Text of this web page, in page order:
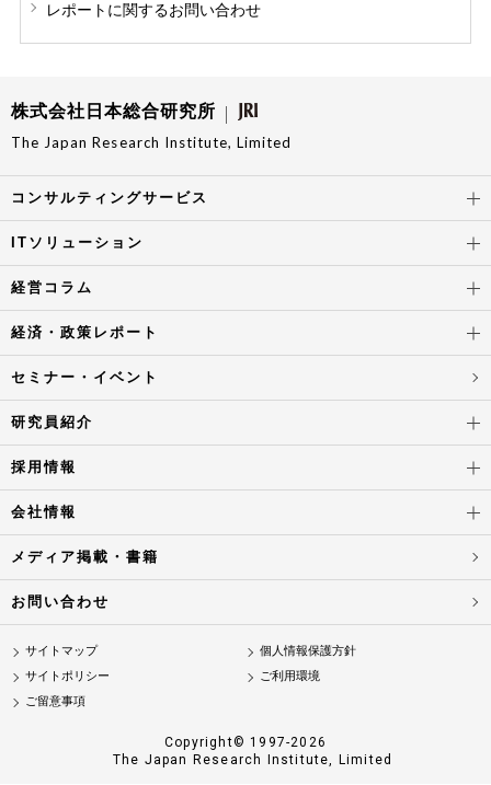
レポートに関するお問い合わせ
株式会社日本総合研究所
The Japan Research Institute, Limited
コンサルティングサービス
ITソリューション
経営コラム
経済・政策レポート
セミナー・イベント
研究員紹介
採用情報
会社情報
メディア掲載・書籍
お問い合わせ
サイトマップ
個人情報保護方針
サイトポリシー
ご利用環境
ご留意事項
Copyright© 1997-2026
The Japan Research Institute, Limited